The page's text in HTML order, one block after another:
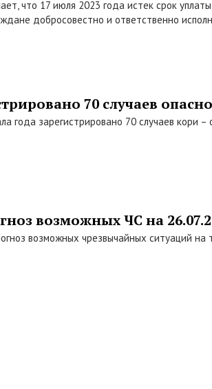
что 17 июля 2023 года истек срок
добросовестно и ответственно
70 случаев
года зарегистрировано 70 случаев
возможных ЧС на
возможных чрезвычайных ситуаций на